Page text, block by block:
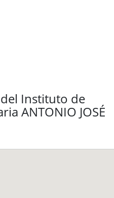
Instituto de
ANTONIO JOSÉ